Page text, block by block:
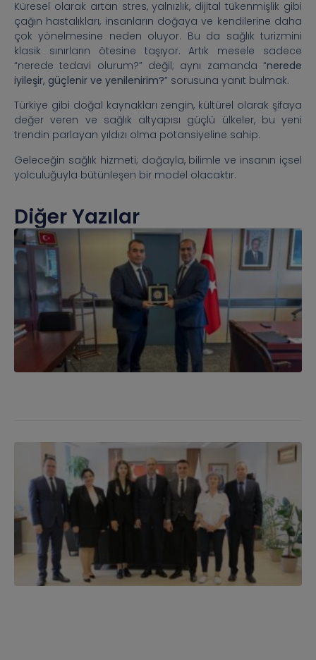
Küresel olarak artan stres, yalnızlık, dijital tükenmişlik gibi
çağın hastalıkları, insanların doğaya ve kendilerine daha
çok yönelmesine neden oluyor. Bu da sağlık turizmini
klasik sınırların ötesine taşıyor. Artık mesele sadece
“nerede tedavi olurum?” değil; aynı zamanda “nerede
iyileşir, güçlenir ve yenilenirim?” sorusuna yanıt bulmak.
Türkiye gibi doğal kaynakları zengin, kültürel olarak şifaya
değer veren ve sağlık altyapısı güçlü ülkeler, bu yeni
trendin parlayan yıldızı olma potansiyeline sahip.
Geleceğin sağlık hizmeti; doğayla, bilimle ve insanın içsel
yolculuğuyla bütünleşen bir model olacaktır.
Diğer Yazılar